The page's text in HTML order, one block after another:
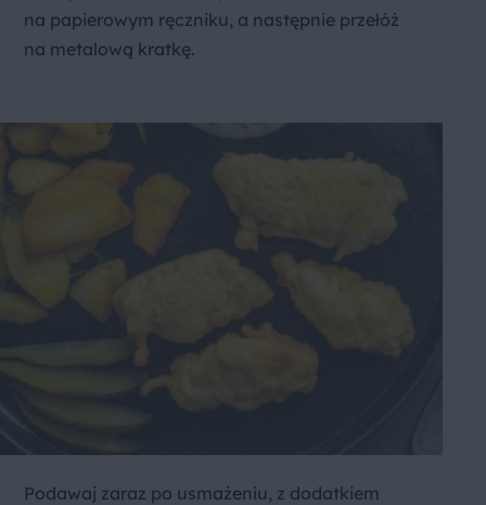
na papierowym ręczniku, a następnie przełóż
na metalową kratkę.
Podawaj zaraz po usmażeniu, z dodatkiem